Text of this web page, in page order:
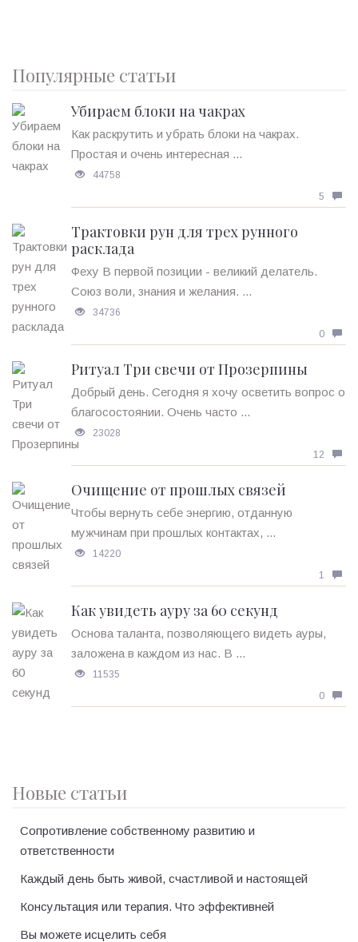
Популярные статьи
Убираем блоки на чакрах
Как раскрутить и убрать блоки на чакрах.
Простая и очень интересная ...
44758
5
Трактовки рун для трех рунного
расклада
Феху В первой позиции - великий делатель.
Союз воли, знания и желания. ...
34736
0
Ритуал Три свечи от Прозерпины
Добрый день. Сегодня я хочу осветить вопрос о
благосостоянии. Очень часто ...
23028
12
Очищение от прошлых связей
Чтобы вернуть себе энергию, отданную
мужчинам при прошлых контактах, ...
14220
1
Как увидеть ауру за 60 секунд
Основа таланта, позволяющего видеть ауры,
заложена в каждом из нас. В ...
11535
0
Новые статьи
Сопротивление собственному развитию и
ответственности
Каждый день быть живой, счастливой и настоящей
Консультация или терапия. Что эффективней
Вы можете исцелить себя